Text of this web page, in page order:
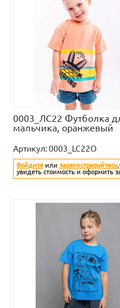
0003_ЛС22 Футболка
мальчика, оранжевый
Артикул:0003_LC22O
Войдите или зарегистрируйтесь
увидеть стоимость и оформить